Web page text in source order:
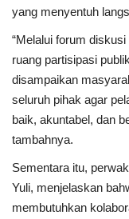
yang menyentuh
“Melalui forum
ruang partisipasi
disampaikan
seluruh pihak agar
baik, akuntabel, dan
tambahnya.
Sementara itu,
Yuli, menjelaskan
membutuhkan